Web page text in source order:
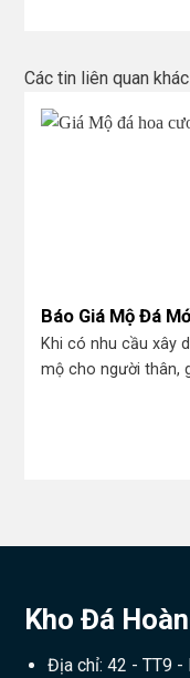
Các tin liên quan khác
Báo Giá Mộ Đá
Khi có nhu cầu xây
mộ cho người thân,
Kho Đá
Địa chỉ: 42 - TT9 -